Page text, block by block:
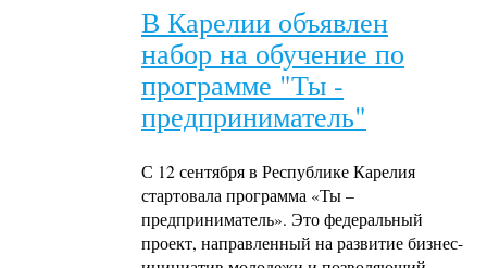
В Карелии объявлен
набор на обучение по
программе "Ты -
предприниматель"
С 12 сентября в Республике Карелия
стартовала программа «Ты –
предприниматель». Это федеральный
проект, направленный на развитие бизнес-